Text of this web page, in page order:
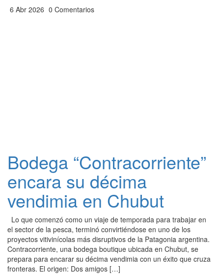
6 Abr 2026 0 Comentarios
Bodega “Contracorriente”
encara su décima
vendimia en Chubut
Lo que comenzó como un viaje de temporada para trabajar en
el sector de la pesca, terminó convirtiéndose en uno de los
proyectos vitivinícolas más disruptivos de la Patagonia argentina.
Contracorriente, una bodega boutique ubicada en Chubut, se
prepara para encarar su décima vendimia con un éxito que cruza
fronteras. El origen: Dos amigos […]